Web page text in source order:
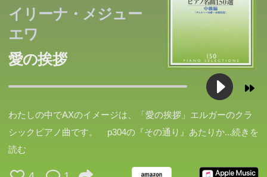
イリーナ・メジュー
エワ
愛の挨拶
わたしの中でAXのイメージは、「愛の挨拶」エルガーのクラ
シックピアノ曲です。 p304の『その通り』あたりか...続きを
読む